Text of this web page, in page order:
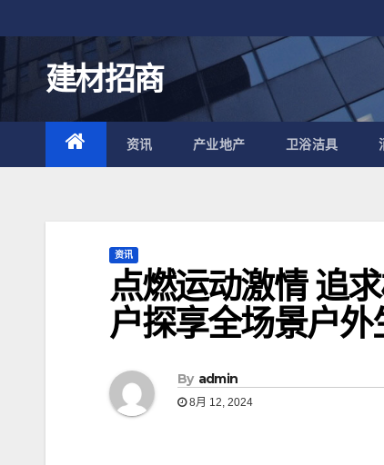
至
内
容
建材招商
资讯 产业地产 卫浴洁具
资讯
点燃运动激情 追
户探享全场景户外
By admin
8月 12, 2024